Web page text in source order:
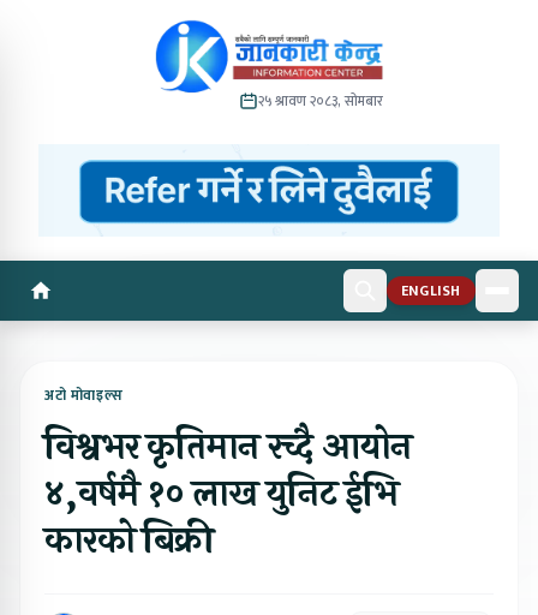
२५ श्रावण २०८३, सोमबार
ENGLISH
अटो मोवाइल्स
विश्वभर कृतिमान रच्दै आयोन
४,वर्षमै १० लाख युनिट ईभि
कारको बिक्री